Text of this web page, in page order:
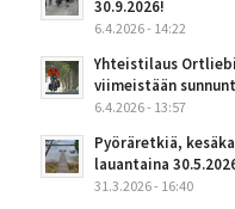
30.9.2026!
6.4.2026 - 14:22
Yhteistilaus
viimeistään
6.4.2026 - 13:57
Pyöräretkiä,
lauantaina
31.3.2026 - 16:40